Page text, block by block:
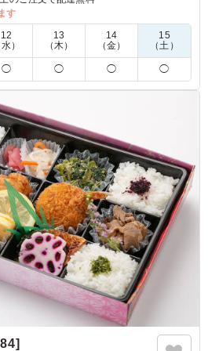
管理技士会
たです。昨今の物価高を考える
スが良いと思います。 発注数が
でいかないので、5,000円以上で
助かります。
ナー›講習会
2026/05/13
す
12
水）
13
（木）
14
（金）
15
（土）
◯ ◯ ◯ ◯